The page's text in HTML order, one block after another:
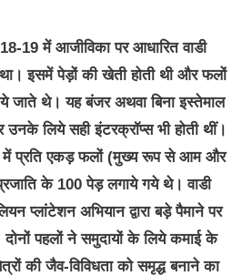
19 में आजीविका पर आधारित वाडी
इसमें पेड़ों की खेती होती थी और फलों
जाते थे। यह बंजर अथवा बिना इस्‍तेमाल
लिये सही इंटरक्रॉप्‍स भी होती थीं।
में प्रति एकड़ फलों (मुख्‍य रूप से आम और
के 100 पेड़ लगाये गये थे। वाडी
प्‍लांटेशन अभियान द्वारा बड़े पैमाने पर
दोनों पहलों ने समुदायों के लिये कमाई के
की जैव-विविधता को समृद्ध बनाने का